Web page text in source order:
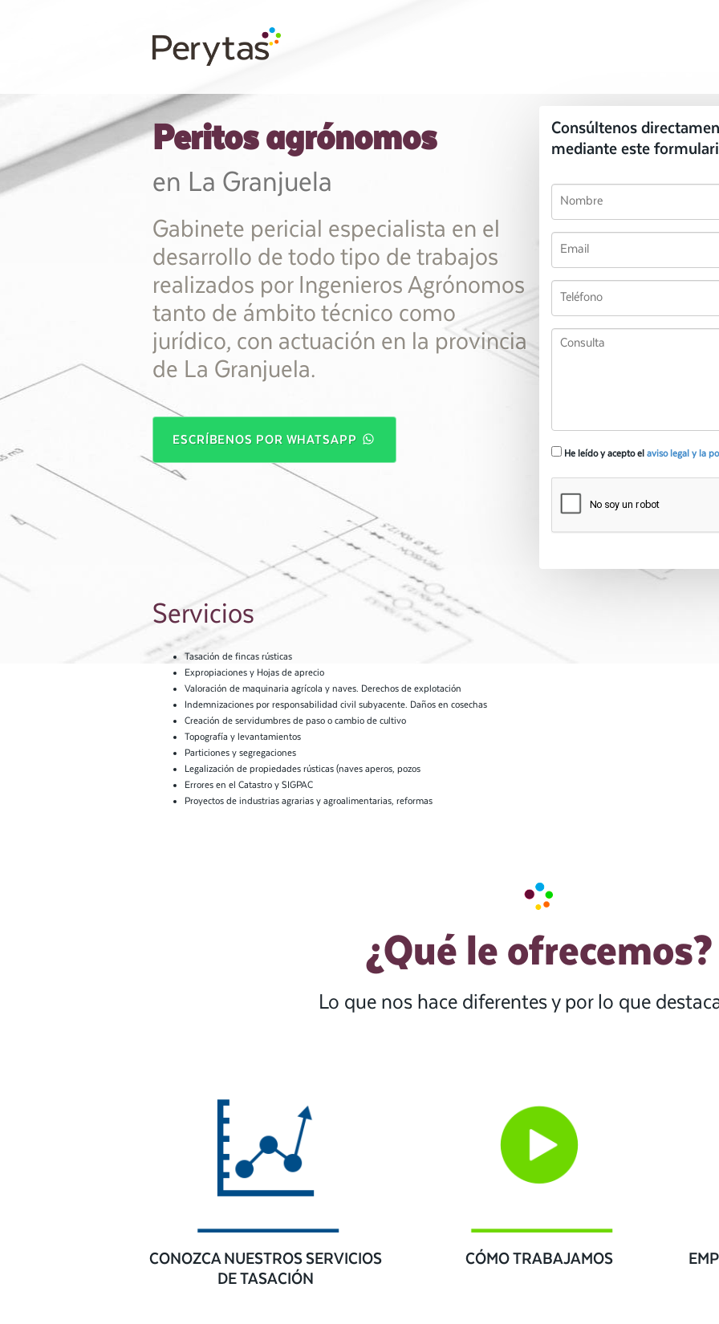
Peritos agrónomos
en La Granjuela
Gabinete pericial especialista en el
desarrollo de todo tipo de trabajos
realizados por Ingenieros Agrónomos
tanto de ámbito técnico como
jurídico, con actuación en la provincia
de La Granjuela.
ESCRÍBENOS POR WHATSAPP
Consúltenos
mediante este
He leído y acepto el aviso legal y la
Servicios
Tasación de fincas rústicas
Expropiaciones y Hojas de aprecio
Valoración de maquinaria agrícola y naves. Derechos de explotación
Indemnizaciones por responsabilidad civil subyacente. Daños en cosechas
Creación de servidumbres de paso o cambio de cultivo
Topografía y levantamientos
Particiones y segregaciones
Legalización de propiedades rústicas (naves aperos, pozos
Errores en el Catastro y SIGPAC
Proyectos de industrias agrarias y agroalimentarias, reformas
¿Qué le ofrecemos?
Lo que nos hace diferentes y por lo que
CONOZCA NUESTROS SERVICIOS
DE TASACIÓN
CÓMO TRABAJAMOS